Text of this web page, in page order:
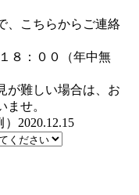
、こちらからご連絡
８：００（年中無
が難しい場合は、お
せ。
）2020.12.15